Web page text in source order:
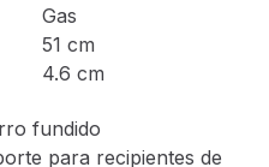
12400 W
bPRO 500
Gas natural
Gas licuado de
petróleo